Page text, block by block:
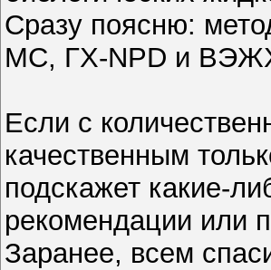
Сразу поясню:
МС, ГХ-NPD и
Если с
качественным
подскажет какие-
рекомендации или
Заранее, всем